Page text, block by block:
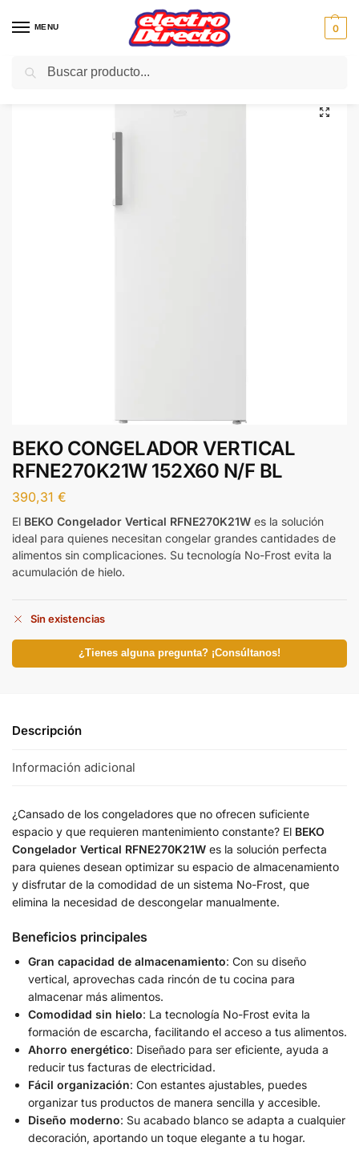
MENU 0
Inicio Gama blanca Congeladores
BEKO CONGELADOR VERTICAL
RFNE270K21W 152X60 N/F BL
390,31 €
El BEKO Congelador Vertical RFNE270K21W es la solución
ideal para quienes necesitan congelar grandes cantidades de
alimentos sin complicaciones. Su tecnología No-Frost evita la
acumulación de hielo.
Sin existencias
¿Tienes alguna pregunta? ¡Consúltanos!
Descripción
Información adicional
¿Cansado de los congeladores que no ofrecen suficiente
espacio y que requieren mantenimiento constante? El BEKO
Congelador Vertical RFNE270K21W es la solución perfecta
para quienes desean optimizar su espacio de almacenamiento
y disfrutar de la comodidad de un sistema No-Frost, que
elimina la necesidad de descongelar manualmente.
Beneficios principales
Gran capacidad de almacenamiento: Con su diseño
vertical, aprovechas cada rincón de tu cocina para
almacenar más alimentos.
Comodidad sin hielo: La tecnología No-Frost evita la
formación de escarcha, facilitando el acceso a tus alimentos.
Ahorro energético: Diseñado para ser eficiente, ayuda a
reducir tus facturas de electricidad.
Fácil organización: Con estantes ajustables, puedes
organizar tus productos de manera sencilla y accesible.
Diseño moderno: Su acabado blanco se adapta a cualquier
decoración, aportando un toque elegante a tu hogar.